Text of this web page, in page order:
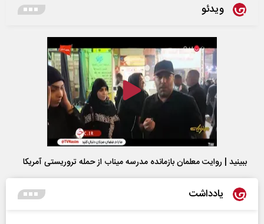
ویدئو
ببینید | روایت معلمان بازمانده مدرسه میناب از حمله تروریستی آمریکا
یادداشت